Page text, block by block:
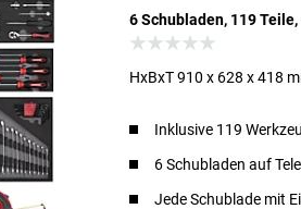
6 Schubladen, 119
HxBxT 910 x 628 x 418
Inklusive 119
6 Schubladen auf
Jede Schublade mit